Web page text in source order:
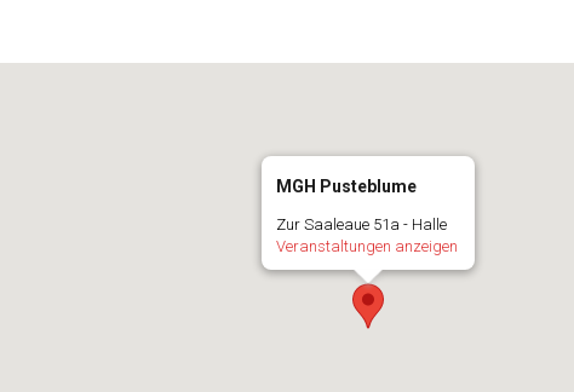
MGH Pusteblume
Zur Saaleaue 51a - Halle
Veranstaltungen anzeigen